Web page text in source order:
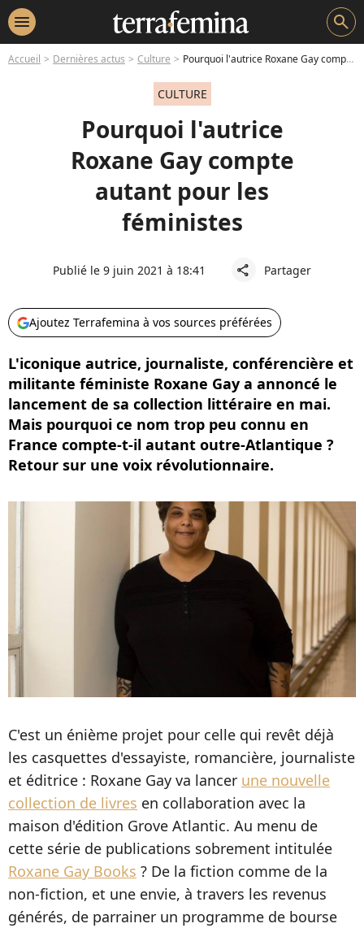
menu search
Accueil Dernières actus Culture Pourquoi l'autrice Roxane Gay compte autant pour les féministes
CULTURE
Pourquoi l'autrice
Roxane Gay compte
autant pour les
féministes
Publié le 9 juin 2021 à 18:41 share Partager
Ajoutez Terrafemina à vos sources préférées
L'iconique autrice, journaliste, conférencière et
militante féministe Roxane Gay a annoncé le
lancement de sa collection littéraire en mai.
Mais pourquoi ce nom trop peu connu en
France compte-t-il autant outre-Atlantique ?
Retour sur une voix révolutionnaire.
C'est un énième projet pour celle qui revêt déjà
les casquettes d'essayiste, romancière, journaliste
et éditrice : Roxane Gay va lancer une nouvelle
collection de livres en collaboration avec la
maison d'édition Grove Atlantic. Au menu de
cette série de publications sobrement intitulée
Roxane Gay Books ? De la fiction comme de la
non-fiction, et une envie, à travers les revenus
générés, de parrainer un programme de bourse